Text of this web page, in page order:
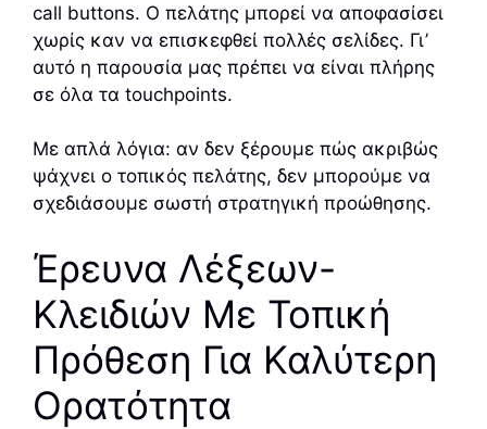
call buttons. Ο πελάτης μπορεί να αποφασίσει
χωρίς καν να επισκεφθεί πολλές σελίδες. Γι’
αυτό η παρουσία μας πρέπει να είναι πλήρης
σε όλα τα touchpoints.
Με απλά λόγια: αν δεν ξέρουμε πώς ακριβώς
ψάχνει ο τοπικός πελάτης, δεν μπορούμε να
σχεδιάσουμε σωστή στρατηγική προώθησης.
Έρευνα Λέξεων-
Κλειδιών Με Τοπική
Πρόθεση Για Καλύτερη
Ορατότητα